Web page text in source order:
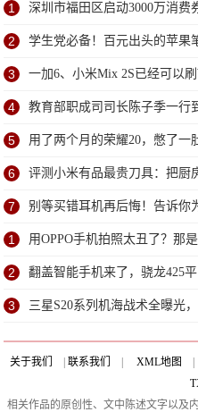
1 深圳市福田区启动3000万消费
2 学生党必备！百元出头的苹果
3 一加6、小米Mix 2S已经可以
了？
4 教育部职成司司长陈子季一行
研
5 用了两个月的荣耀20，憋了一
6 评测小米有品最贵刀具：把厨
7 别等买错耳机再后悔！告诉你
能用
1 用OPPO手机拍照太丑了？那
收藏!
2 翻盖智能手机来了，骁龙425
么？!
3 三星S20系列机海战术全曝光
关于我们 联系我们 XML地图
相关作品的原创性、文中陈述文字以及